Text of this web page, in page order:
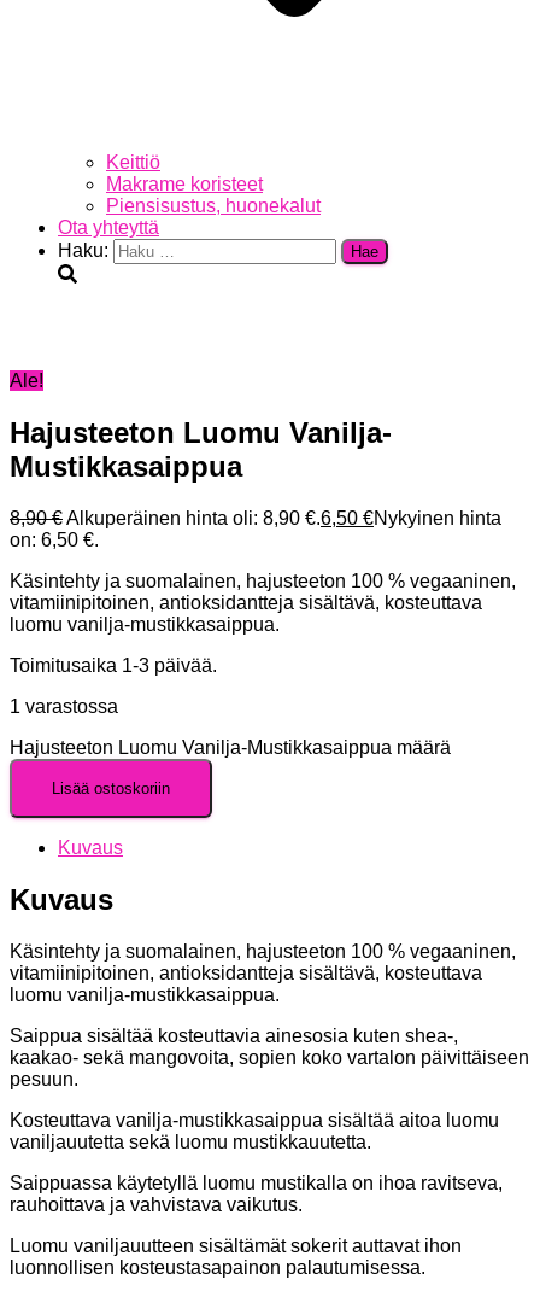
Keittiö
Makrame koristeet
Piensisustus, huonekalut
Ota yhteyttä
Haku:
Ale!
Hajusteeton Luomu Vanilja-
Mustikkasaippua
8,90€Alkuperäinen hinta oli: 8,90 €.6,50 €Nykyinen hinta
on: 6,50 €.
Käsintehty ja suomalainen, hajusteeton 100 % vegaaninen,
vitamiinipitoinen, antioksidantteja sisältävä, kosteuttava
luomu vanilja-mustikkasaippua.
Toimitusaika 1-3 päivää.
1 varastossa
Hajusteeton Luomu Vanilja-Mustikkasaippua määrä
Lisää ostoskoriin
Kuvaus
Kuvaus
Käsintehty ja suomalainen, hajusteeton 100 % vegaaninen,
vitamiinipitoinen, antioksidantteja sisältävä, kosteuttava
luomu vanilja-mustikkasaippua.
Saippua sisältää kosteuttavia ainesosia kuten shea-,
kaakao- sekä mangovoita, sopien koko vartalon päivittäiseen
pesuun.
Kosteuttava vanilja-mustikkasaippua sisältää aitoa luomu
vaniljauutetta sekä luomu mustikkauutetta.
Saippuassa käytetyllä luomu mustikalla on ihoa ravitseva,
rauhoittava ja vahvistava vaikutus.
Luomu vaniljauutteen sisältämät sokerit auttavat ihon
luonnollisen kosteustasapainon palautumisessa.